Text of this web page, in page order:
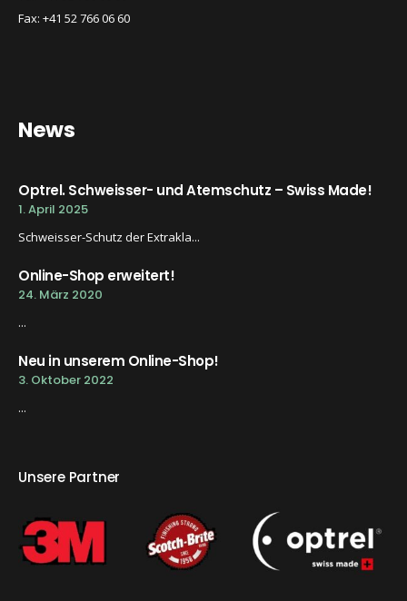
Fax: +41 52 766 06 60
News
Optrel. Schweisser- und Atemschutz – Swiss Made!
1. April 2025
Schweisser-Schutz der Extrakla...
Online-Shop erweitert!
24. März 2020
...
Neu in unserem Online-Shop!
3. Oktober 2022
...
Unsere Partner